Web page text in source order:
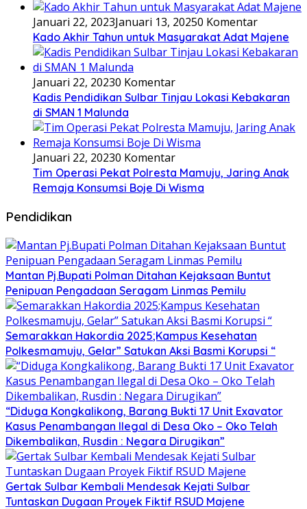
Januari 22, 2023Januari 13, 20250 Komentar
Kado Akhir Tahun untuk Masyarakat Adat Majene
Januari 22, 20230 Komentar
Kadis Pendidikan Sulbar Tinjau Lokasi Kebakaran
di SMAN 1 Malunda
Januari 22, 20230 Komentar
Tim Operasi Pekat Polresta Mamuju, Jaring Anak
Remaja Konsumsi Boje Di Wisma
Pendidikan
Mantan Pj.Bupati Polman Ditahan Kejaksaan Buntut
Penipuan Pengadaan Seragam Linmas Pemilu
Semarakkan Hakordia 2025;Kampus Kesehatan
Polkesmamuju, Gelar” Satukan Aksi Basmi Korupsi “
“Diduga Kongkalikong, Barang Bukti 17 Unit Exavator
Kasus Penambangan Ilegal di Desa Oko – Oko Telah
Dikembalikan, Rusdin : Negara Dirugikan”
Gertak Sulbar Kembali Mendesak Kejati Sulbar
Tuntaskan Dugaan Proyek Fiktif RSUD Majene